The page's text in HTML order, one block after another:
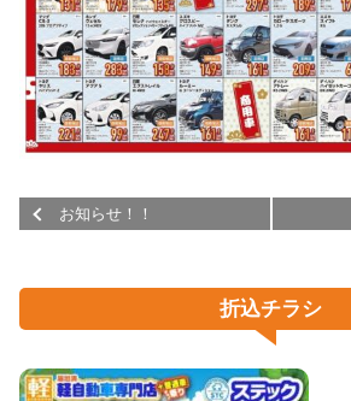
お知らせ！！
折込チラシ